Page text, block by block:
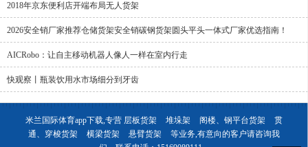
2018年京东便利店开端布局无人货架
2026安全销厂家推荐仓储货架安全销碳钢货架圆头平头一体式厂家优选指南！
AICRobo：让自主移动机器人像人一样在室内行走
快观察丨瓶装饮用水市场细分到牙齿
米兰国际体育app下载,专营 层板货架 堆垛架 阁楼、钢平台货架
贯
通、穿梭货架
横梁货架 悬臂货架
等业务,有意向的客户请咨询我